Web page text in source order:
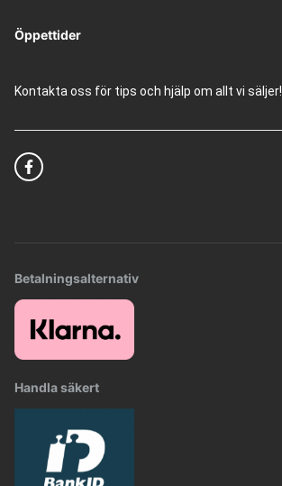
Öppettider
Kontakta oss för tips och hjälp om allt vi säljer!
Betalningsalternativ
Handla säkert